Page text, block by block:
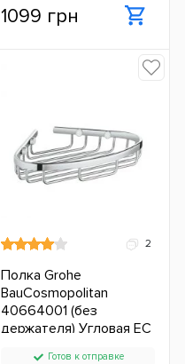
1099 грн
2
Полка Grohe
BauCosmopolitan
40664001 (без
держателя) Угловая ЕС
Готов к отправке